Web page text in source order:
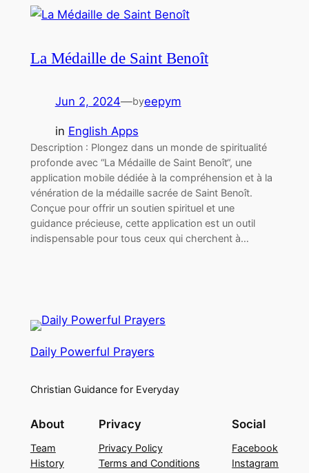
La Médaille de Saint Benoît
Jun 2, 2024—byeepym
in English Apps
Description : Plongez dans un monde de spiritualité
profonde avec “La Médaille de Saint Benoît“, une
application mobile dédiée à la compréhension et à la
vénération de la médaille sacrée de Saint Benoît.
Conçue pour offrir un soutien spirituel et une
guidance précieuse, cette application est un outil
indispensable pour tous ceux qui cherchent à…
Daily Powerful Prayers
Christian Guidance for Everyday
About
Team
History
Privacy
Privacy Policy
Terms and Conditions
Social
Facebook
Instagram